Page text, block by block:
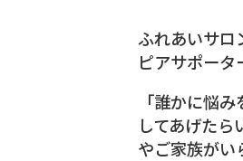
ふれあいサロ
ピアサポータ
「誰かに悩
してあげた
やご家族がい